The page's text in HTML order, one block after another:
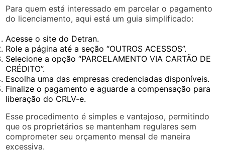
Para quem está interessado em parcelar o pagamento
do licenciamento, aqui está um guia simplificado:
Acesse o site do Detran.
Role a página até a seção “OUTROS ACESSOS”.
Selecione a opção “PARCELAMENTO VIA CARTÃO DE
CRÉDITO”.
Escolha uma das empresas credenciadas disponíveis.
Finalize o pagamento e aguarde a compensação para
liberação do CRLV-e.
Esse procedimento é simples e vantajoso, permitindo
que os proprietários se mantenham regulares sem
comprometer seu orçamento mensal de maneira
excessiva.